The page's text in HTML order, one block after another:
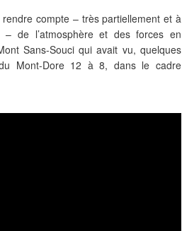
compte – très partiellement et à
de l’atmosphère et des forces en
Sans-Souci qui avait vu, quelques
Mont-Dore 12 à 8, dans le cadre